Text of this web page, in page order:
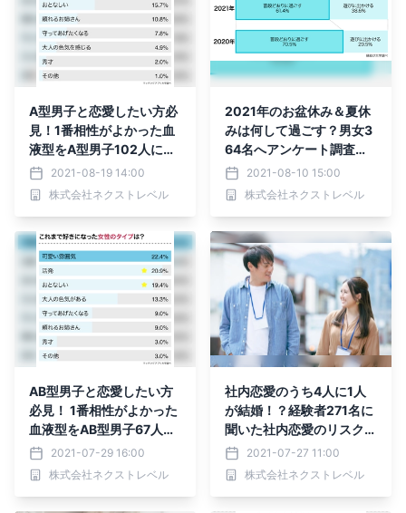
A型男子と恋愛したい方必
見！1番相性がよかった血
液型をA型男子102人にア
ンケート2021-08-19 14:00
株式会社ネクストレベル
2021年のお盆休み＆夏休
みは何して過ごす？男女3
64名へアンケート調査し
ました2021-08-10 15:00
株式会社ネクストレベル
AB型男子と恋愛したい方
必見！ 1番相性がよかった
血液型をAB型男子67人に
アンケート
2021-07-29 16:00
株式会社ネクストレベル
社内恋愛のうち4人に1人
が結婚！？経験者271名に
聞いた社内恋愛のリスクと
メリットとは
2021-07-27 11:00
株式会社ネクストレベル